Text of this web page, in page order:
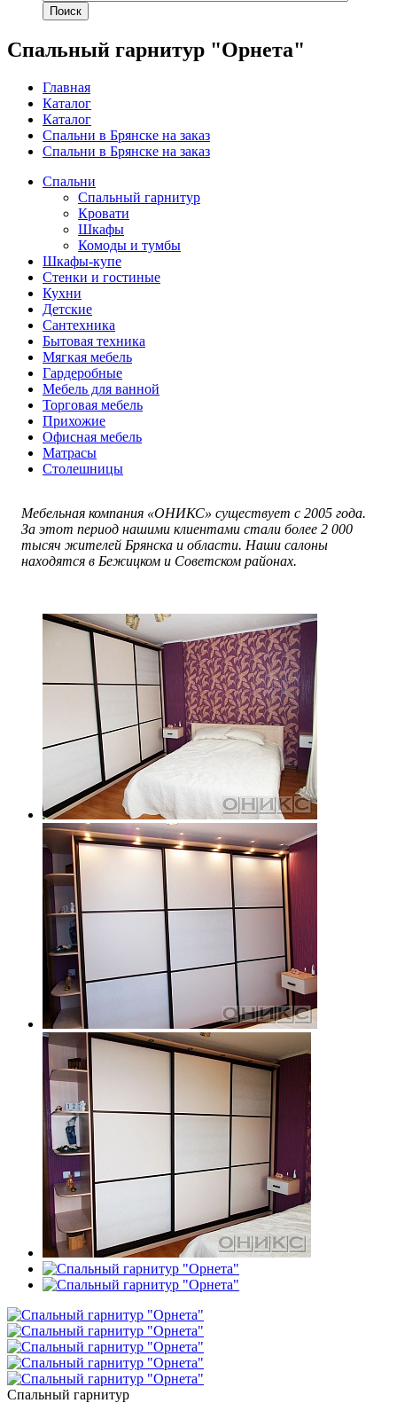
Поиск
Спальный гарнитур "Орнета"
Главная
Каталог
Каталог
Спальни в Брянске на заказ
Спальни в Брянске на заказ
Спальни
Спальный гарнитур
Кровати
Шкафы
Комоды и тумбы
Шкафы-купе
Стенки и гостиные
Кухни
Детские
Сантехника
Бытовая техника
Мягкая мебель
Гардеробные
Мебель для ванной
Торговая мебель
Прихожие
Офисная мебель
Матрасы
Столешницы
Мебельная компания «ОНИКС» существует с 2005 года.
За этот период нашими клиентами стали более 2 000
тысяч жителей Брянска и области. Наши салоны
находятся в Бежицком и Советском районах.
Спальный гарнитур